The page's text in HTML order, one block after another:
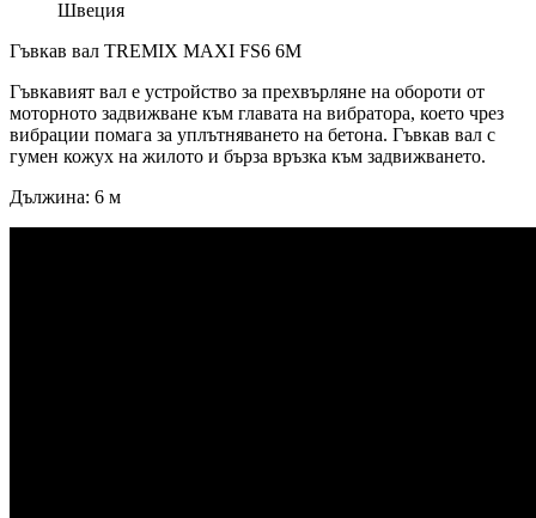
Швеция
Гъвкав вал TREMIX MAXI FS6 6М
Гъвкавият вал е устройство за прехвърляне на обороти от
моторното задвижване към главата на вибратора, което чрез
вибрации помага за уплътняването на бетона. Гъвкав вал с
гумен кожух на жилото и бърза връзка към задвижването.
Дължина: 6 м